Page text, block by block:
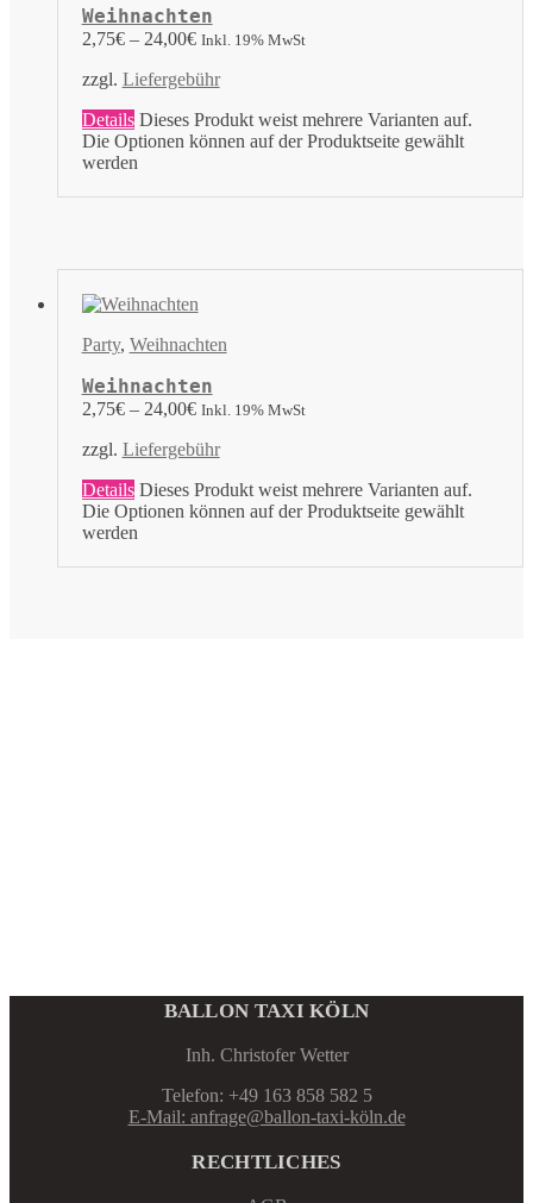
Weihnachten
2,75€– 24,00€ Inkl. 19% MwSt
zzgl. Liefergebühr
Details Dieses Produkt weist mehrere Varianten auf.
Die Optionen können auf der Produktseite gewählt
werden
Party, Weihnachten
Weihnachten
2,75€– 24,00€ Inkl. 19% MwSt
zzgl. Liefergebühr
Details Dieses Produkt weist mehrere Varianten auf.
Die Optionen können auf der Produktseite gewählt
werden
BALLON TAXI KÖLN
Inh. Christofer Wetter
Telefon: +49 163 858 582 5
E-Mail: anfrage@ballon-taxi-köln.de
RECHTLICHES